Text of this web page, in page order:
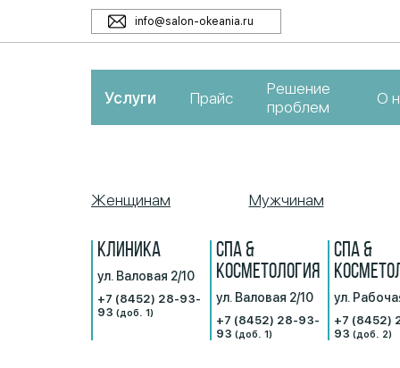
info@salon-okeania.ru
Услуги Прайс
Решение
проблем
О
Женщинам Мужчинам
КЛИНИКА
ул. Валовая 2/10
+7 (8452) 28-93-
93(доб. 1)
СПА &
КОСМЕТОЛОГИЯ
ул. Валовая 2/10
+7 (8452) 28-93-
93 (доб. 1)
СПА &
ул.
+7 (8452)
93(доб. 2)